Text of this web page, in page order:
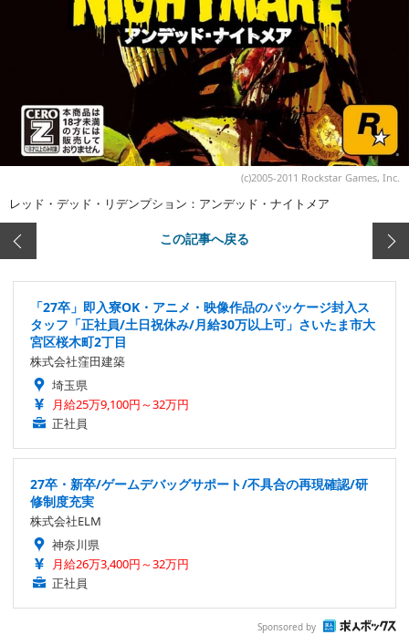
(c)2005-2011 Rockstar Games, Inc.
レッド・デッド・リデンプション：アンデッド・ナイトメア
この記事へ戻る
「27卒」即入寮OK・アニメ・映像作品のパッケージ封入ス
タッフ「正社員/土日祝休み/月給30万以上可」さいたま市大
宮区桜木町2丁目
株式会社窪田建築
埼玉県
月給25万9,100円～32万円
正社員
27卒・新卒/ゲームデバッグサポート/不具合の再現確認/研
修制度充実
株式会社ELM
神奈川県
月給26万3,400円～32万円
正社員
Sponsored by